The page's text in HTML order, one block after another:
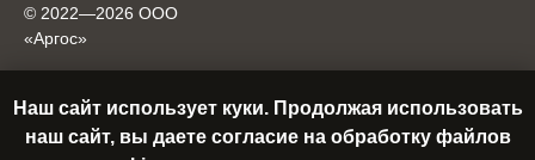
© 2022—2026 ООО
«Аргоc»
О продукции
Отзывы
Связаться с нами
Офис-шоурум:
Наш сайт использует куки. Продолжая использовать
наш сайт, вы даете согласие на обработку файлов